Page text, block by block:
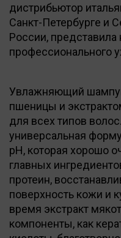
дистрибьютор
Санкт-Петербурге и
России, представила
профессионального
Увлажняющий
пшеницы и
для всех типов
универсальная
pН, которая хорошо
главных
протеин,
поверхность кожи и
время экстракт
компоненты, как